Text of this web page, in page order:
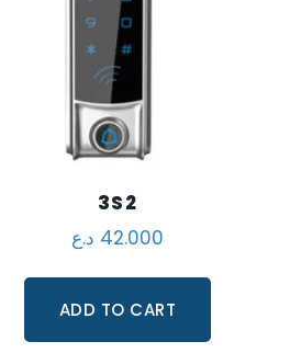
3S2
42.000 د.ع
ADD TO CART